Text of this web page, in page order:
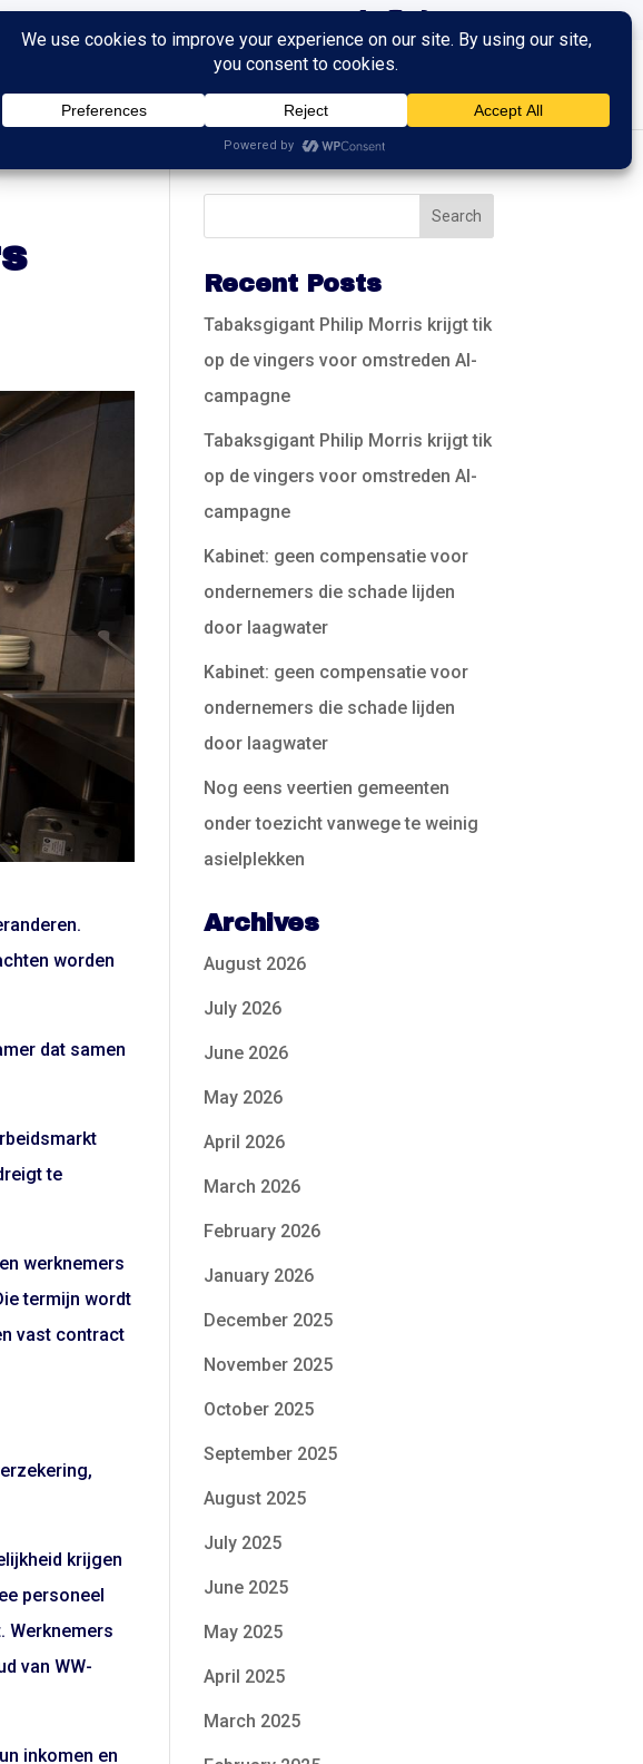
worden
dat samen
te
werknemers
termijn wordt
vast contract
krijgen
personeel
Werknemers
van WW-
inkomen en
Recent Posts
Tabaksgigant Philip Morris krijgt tik
op de vingers voor omstreden AI-
campagne
Tabaksgigant Philip Morris krijgt tik
op de vingers voor omstreden AI-
campagne
Kabinet: geen compensatie voor
ondernemers die schade lijden
door laagwater
Kabinet: geen compensatie voor
ondernemers die schade lijden
door laagwater
Nog eens veertien gemeenten
onder toezicht vanwege te weinig
asielplekken
Archives
August 2026
July 2026
June 2026
May 2026
April 2026
March 2026
February 2026
January 2026
December 2025
November 2025
October 2025
September 2025
August 2025
July 2025
June 2025
May 2025
April 2025
March 2025